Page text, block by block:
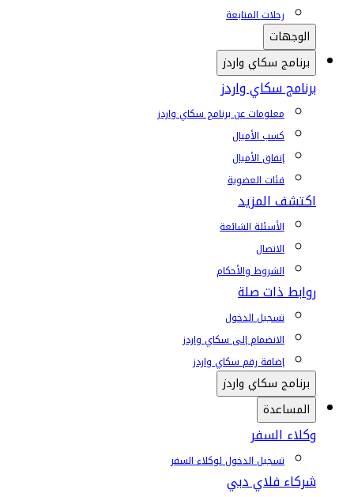
رحلات المتابعة
الوجهات
برنامج سكاي واردز
برنامج سكاي واردز
معلومات عن برنامج سكاي واردز
كسب الأميال
إنفاق الأميال
فئات العضوية
اكتشف المزيد
الأسئلة الشائعة
الاتصال
الشروط والأحكام
روابط ذات صلة
تسجيل الدخول
الانضمام إلى سكاي واردز
إضافة رقم سكاي واردز
برنامج سكاي واردز
المساعدة
وكلاء السفر
تسجيل الدخول لوكلاء السفر
شركاء فلاي دبي